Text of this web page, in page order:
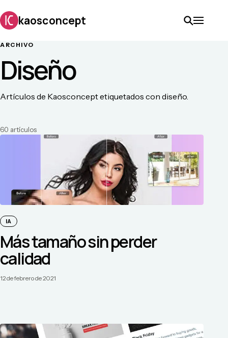
kaosconcept
ARCHIVO
Diseño
Artículos de Kaosconcept etiquetados con diseño.
60 artículos
IA
Más tamaño sin perder
calidad
12 de febrero de 2021